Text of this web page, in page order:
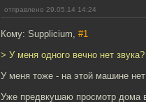
отправлено 29.05.14 14:24
Кому: Supplicium, #1
> У меня одного вечно нет звука?
У меня тоже - на этой машине
Уже предвкушаю просмотр дома